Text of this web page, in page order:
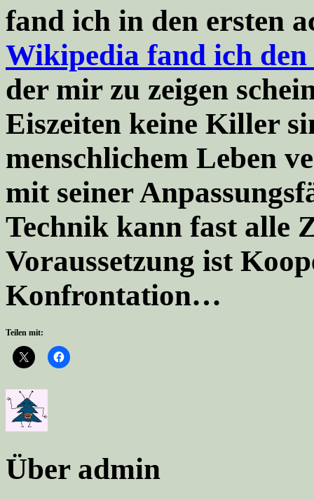
fand ich in den ersten
Wikipedia fand ich
der mir zu zeigen
Eiszeiten keine Killer
menschlichem Leben
mit seiner
Technik kann fast alle
Voraussetzung ist
Konfrontation…
Teilen mit:
Über admin